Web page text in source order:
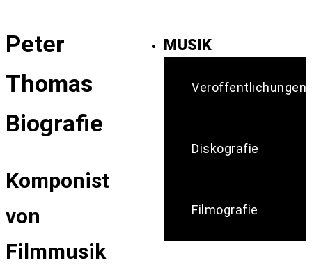
MUSIK
Veröffentlichungen
Diskografie
Filmografie
Peter
Thomas
Biografie
Komponist
von
Filmmusik